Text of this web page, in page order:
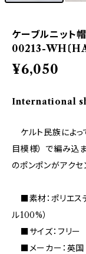
ケーブルニット
00213-WH〔
¥6,050
International
ケルト民族によっ
目模様） で編み込
のポンポンがアクセ
■素材：ポリエス
ル100%）
■サイズ：フリー
■メーカー：英国